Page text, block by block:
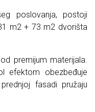
poslovanja, postoji
m2 + 73 m2 dvorišta
premijum materijala.
efektom obezbeđuje
fasadi pružaju